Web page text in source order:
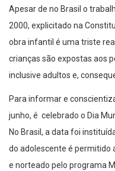
Apesar de no Brasil o
2000, explicitado na
obra infantil é uma triste
crianças são expostas aos
inclusive adultos e,
Para informar e
junho, é celebrado o Dia
No Brasil, a data foi
do adolescente é permitido
e norteado pelo programa